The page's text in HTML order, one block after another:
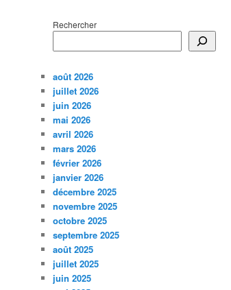
Rechercher
août 2026
juillet 2026
juin 2026
mai 2026
avril 2026
mars 2026
février 2026
janvier 2026
décembre 2025
novembre 2025
octobre 2025
septembre 2025
août 2025
juillet 2025
juin 2025